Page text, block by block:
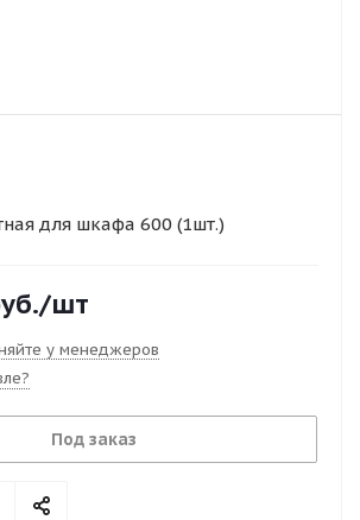
для шкафа 600 (1шт.)
/шт
у менеджеров
Под заказ